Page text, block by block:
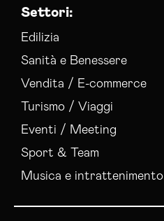
Settori:
Edilizia
Sanità e Benessere
Vendita / E-commerce
Turismo / Viaggi
Eventi / Meeting
Sport & Team
Musica e intrattenimento